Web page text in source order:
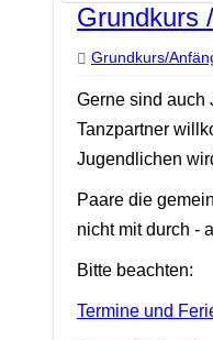
Grundkurs
Grundkurs/
Gerne sind auch
Tanzpartner
Jugendlichen
Paare die
nicht mit durch -
Bitte beachten:
Termine und